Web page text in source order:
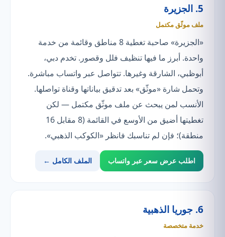
5. الجزيرة
ملف موثّق مكتمل
«الجزيرة» صاحبة تغطية 8 مناطق وقائمة من خدمة
واحدة. أبرز ما فيها تنظيف فلل وقصور. تخدم دبي،
أبوظبي، الشارقة وغيرها. تتواصل عبر واتساب مباشرة.
وتحمل شارة «موثّق» بعد تدقيق بياناتها وقناة تواصلها.
الأنسب لمن يبحث عن ملف موثّق مكتمل — لكن
تغطيتها أضيق من الأوسع في القائمة (8 مقابل 16
منطقة)؛ فإن لم تناسبك فانظر «الكوكب الذهبي».
اطلب عرض سعر عبر واتساب الملف الكامل ←
6. جوريا الذهبية
خدمة متخصصة